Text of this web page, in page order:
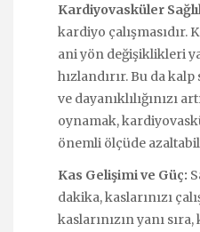
Kardiyovasküler
kardiyo çalışmasıdır.
ani yön değişiklikleri
hızlandırır. Bu da
ve dayanıklılığınızı
oynamak,
önemli ölçüde
Kas Gelişimi ve Güç:
dakika, kaslarınızı
kaslarınızın yanı